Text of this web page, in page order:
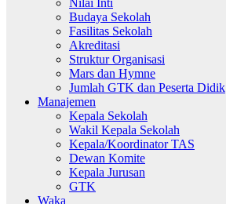
Nilai Inti
Budaya Sekolah
Fasilitas Sekolah
Akreditasi
Struktur Organisasi
Mars dan Hymne
Jumlah GTK dan Peserta Didik
Manajemen
Kepala Sekolah
Wakil Kepala Sekolah
Kepala/Koordinator TAS
Dewan Komite
Kepala Jurusan
GTK
Waka